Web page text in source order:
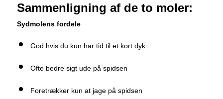
Sammenligning af de to moler:
Sydmolens fordele
God hvis du kun har tid til et kort dyk
Ofte bedre sigt ude på spidsen
Foretrækker kun at jage på spidsen